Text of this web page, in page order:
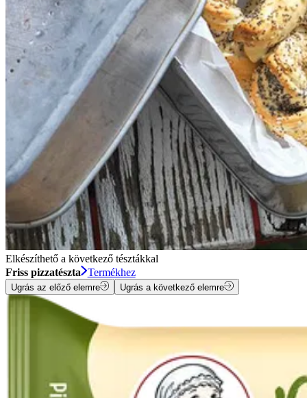
Elkészíthető a következő tésztákkal
Friss pizzatészta
Termékhez
Ugrás az előző elemre Ugrás a következő elemre